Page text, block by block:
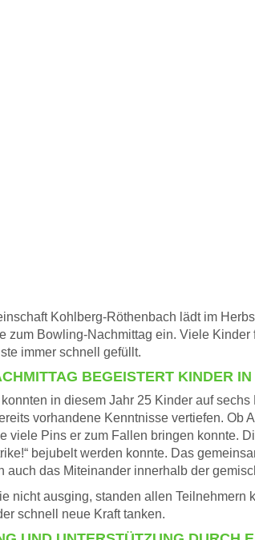
Kohlberg-Röthenbach lädt im
zum Bowling-Nachmittag ein. Viele
immer schnell gefüllt.
BEGEISTERT KINDER
konnten in diesem Jahr 25 Kinder auf
vorhandene Kenntnisse vertiefen. Ob
viele Pins er zum Fallen bringen konnte.
bejubelt werden konnte. Das
auch das Miteinander innerhalb der
nicht ausging, standen allen Teilnehmern
schnell neue Kraft tanken.